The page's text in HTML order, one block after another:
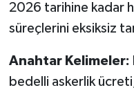
2026 tarihine kadar
süreçlerini eksiksiz
Anahtar Kelimeler:
bedelli askerlik